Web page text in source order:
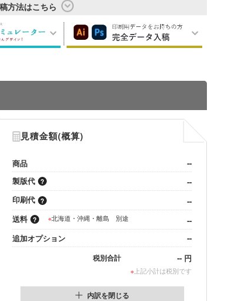
方法はこちら
見積金額(概算)
商品
--
製版代
--
印刷代
--
送料
※北海道・沖縄・離島 別途
--
追加オプション
--
税別合計 -- 円
※ 上記小計は税別です
内訳を閉じる